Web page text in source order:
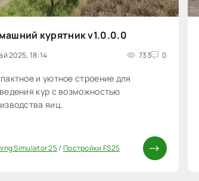
курятник v1.0.0.0
2025, 18:14 733 0
и уютное строение для
кур с возможностью
яиц.
Simulator 25/ Постройки FS25
0